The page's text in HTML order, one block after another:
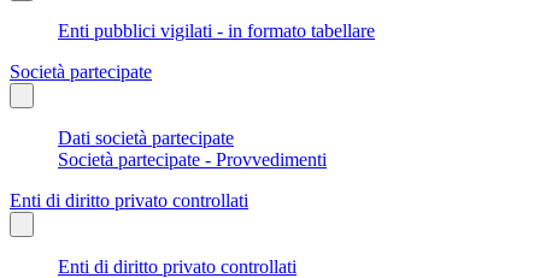
Enti pubblici vigilati - in formato tabellare
Società partecipate
Dati società partecipate
Società partecipate - Provvedimenti
Enti di diritto privato controllati
Enti di diritto privato controllati